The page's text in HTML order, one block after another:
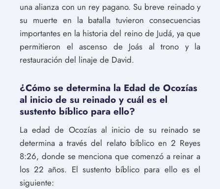
una alianza con un rey pagano. Su breve reinado y
su muerte en la batalla tuvieron consecuencias
importantes en la historia del reino de Judá, ya que
permitieron el ascenso de Joás al trono y la
restauración del linaje de David.
¿Cómo se determina la Edad de Ocozías
al inicio de su reinado y cuál es el
sustento bíblico para ello?
La edad de Ocozías al inicio de su reinado se
determina a través del relato bíblico en 2 Reyes
8:26, donde se menciona que comenzó a reinar a
los 22 años. El sustento bíblico para ello es el
siguiente: